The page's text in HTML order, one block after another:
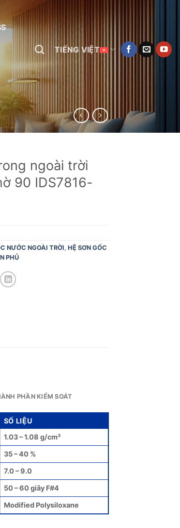
TIẾNG VIỆT
ngoài trời
90 IDS7816-
NƯỚC NGOÀI TRỜI,HỆ SƠN GỐC
PHỦ
PHẦN KIỂM SOÁT
SỐ LIỆU
1.03 – 1.08 g/cm³
35 – 40 %
7.0 – 9.0
50 – 60 giây F#4
Modified Polysiloxane